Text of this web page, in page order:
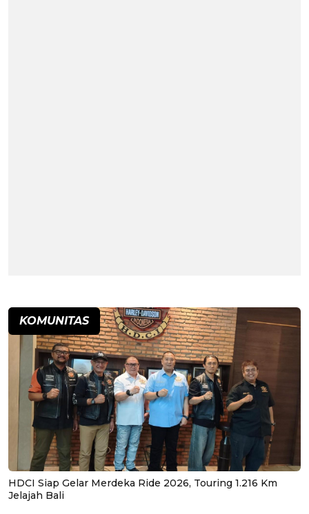
KOMUNITAS
HDCI Siap Gelar Merdeka Ride 2026, Touring 1.216 Km
Jelajah Bali